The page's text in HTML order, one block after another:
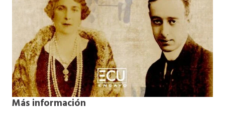
Más información